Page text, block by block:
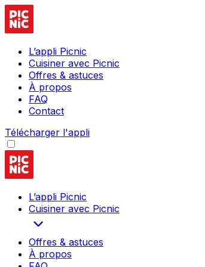
L’appli Picnic
Cuisiner avec Picnic
Offres & astuces
À propos
FAQ
Contact
Télécharger l'appli
L’appli Picnic
Cuisiner avec Picnic
Offres & astuces
À propos